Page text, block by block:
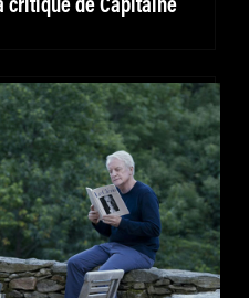
critique de Capitaine